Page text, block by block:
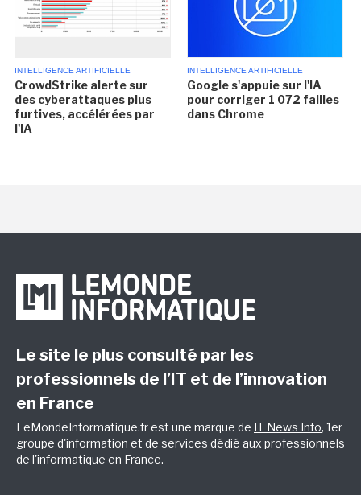
INTELLIGENCE ARTIFICIELLE
CrowdStrike alerte sur
des cyberattaques plus
furtives, accélérées par
l'IA
INTELLIGENCE ARTIFICIELLE
Google s'appuie sur l'IA
pour corriger 1 072 failles
dans Chrome
Le site le plus consulté par les
professionnels de l’IT et de l’innovation
en France
LeMondeInformatique.fr est une marque de IT News Info, 1er
groupe d'information et de services dédié aux professionnels
de l'informatique en France.